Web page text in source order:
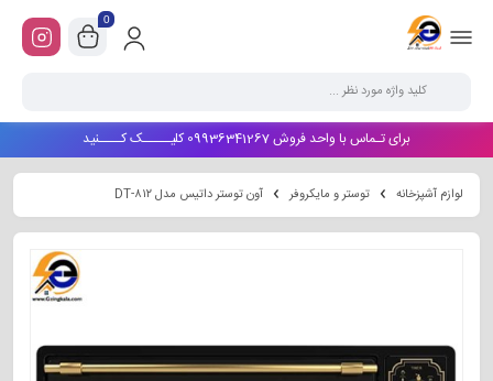
0
برای تـماس با واحد فروش 09936341267 کلیـــــک کــــنید
لوازم آشپزخانه توستر و مایکروفر آون توستر داتیس مدل DT-۸۱۲